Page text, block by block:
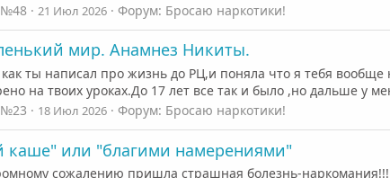
21 Июл 2026 Форум: Бросаю наркотики!
мир. Анамнез Никиты.
ты написал про жизнь до РЦ,и поняла что я тебя
на твоих уроках.До 17 лет все так и было ,но дальше у
18 Июл 2026 Форум: Бросаю наркотики!
каше" или "благими намерениями"
сожалению пришла страшная болезнь-